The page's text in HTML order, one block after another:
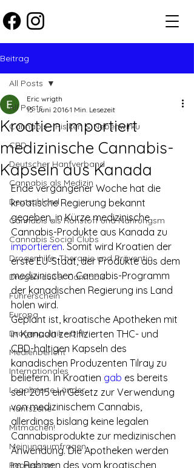
Beitrag
All Posts
Cannabis - Risiken & Nebenwirku
CBD
Deutscher Hanfverband
Cannabis als Medizin
Deutschland
Cannabis als Rohstoff und Nahrungsm
Cannabis Social Clubs
Drogenhilfe, Therapie und Präventio
Drogen außer Cannabis
Führerschein
Europa
Drogenpolitik - DHV
Medienbericht
Internationales
Legalisierte Länder
Hanfszene
Mitmachen!
Meinungsumfragen
Repression
All Posts
Kroatien importiert
medizinische Cannabis-
Kapseln aus Kanada
Eric wrigth
15. Juni 20161 Min. Lesezeit
Ende vergangener Woche hat die
kroatische Regierung bekannt
gegeben, in Kürze medizinische
Cannabis-Produkte aus Kanada zu
importieren. Somit wird Kroatien der
erste EU-Staat, der Produkte aus dem
medizinischen Cannabis-Programm
der kanadischen Regierung ins Land
holen wird.
Geplant ist, kroatische Apotheken mit
in Kanada zertifizierten THC- und
CBD-haltigen Kapseln des
kanadischen Produzenten Tilray zu
beliefern. In Kroatien gab es bereits
seit 2015 ein Gesetz zur Verwendung
von medizinischem Cannabis,
allerdings bislang keine legalen
Cannabisprodukte zur medizinischen
Anwendung. Die Apotheken werden
im Rahmen des vom kroatischen